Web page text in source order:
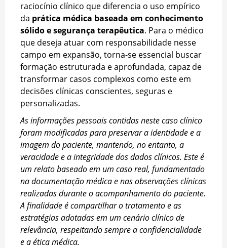
raciocínio clínico que diferencia o uso empírico
da prática médica baseada em conhecimento
sólido e segurança terapêutica. Para o médico
que deseja atuar com responsabilidade nesse
campo em expansão, torna-se essencial buscar
formação estruturada e aprofundada, capaz de
transformar casos complexos como este em
decisões clínicas conscientes, seguras e
personalizadas.
As informações pessoais contidas neste caso clínico
foram modificadas para preservar a identidade e a
imagem do paciente, mantendo, no entanto, a
veracidade e a integridade dos dados clínicos. Este é
um relato baseado em um caso real, fundamentado
na documentação médica e nas observações clínicas
realizadas durante o acompanhamento do paciente.
A finalidade é compartilhar o tratamento e as
estratégias adotadas em um cenário clínico de
relevância, respeitando sempre a confidencialidade
e a ética médica.